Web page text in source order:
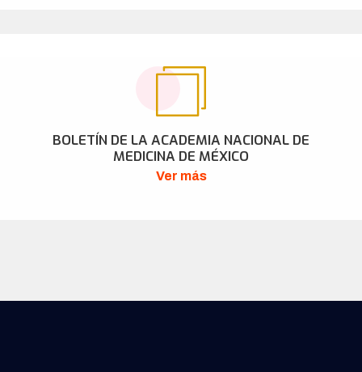
BOLETÍN DE LA ACADEMIA NACIONAL DE
MEDICINA DE MÉXICO
Ver más